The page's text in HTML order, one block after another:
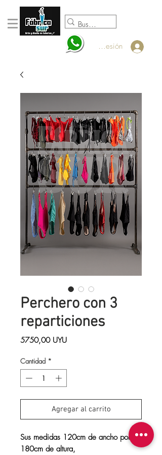
Iniciar sesión
Perchero con 3
reparticiones
5750,00 UYUPrecio
Cantidad *
Agregar al carrito
Sus medidas 120cm de ancho por
180cm de altura,